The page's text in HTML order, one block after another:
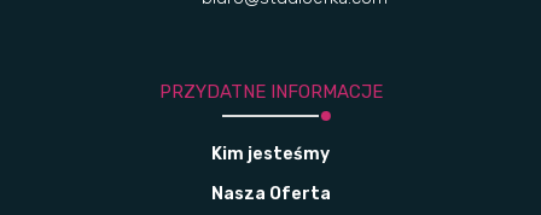
PRZYDATNE INFORMACJE
Kim jesteśmy
Nasza Oferta